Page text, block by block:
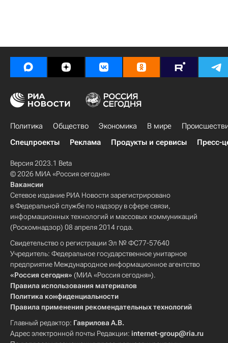
Политика Общество Экономика В мире
Спецпроекты
Реклама Продукты и сервисы Пресс-
Версия 2023.1 Beta
© 2026 МИА «Россия сегодня»
Вакансии
Сетевое издание РИА Новости зарегистрировано
в Федеральной службе по надзору в сфере связи,
информационных технологий и массовых коммуникаций
(Роскомнадзор) 08 апреля 2014 года.
Свидетельство о регистрации Эл № ФС77-57640
Учредитель: Федеральное государственное унитарное
предприятие Международное информационное агентство
«Россия сегодня» (МИА «Россия сегодня»).
Правила использования материалов
Политика конфиденциальности
Правила применения рекомендательных технологий
Главный редактор: Гаврилова А.В.
Адрес электронной почты Редакции: internet-group@ria.ru